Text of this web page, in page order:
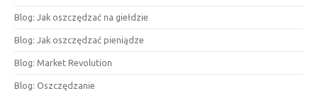
Blog: Jak oszczędzać na giełdzie
Blog: Jak oszczędzać pieniądze
Blog: Market Revolution
Blog: Oszczędzanie